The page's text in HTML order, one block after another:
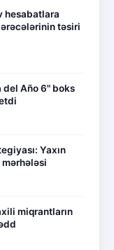
hesabatlara
təsiri
del Año 6" boks
Yaxın
miqrantların